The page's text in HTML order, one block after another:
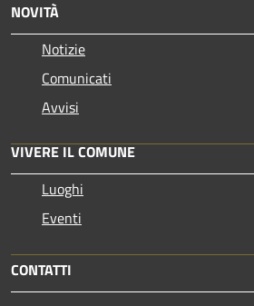
NOVITÀ
Notizie
Comunicati
Avvisi
VIVERE IL COMUNE
Luoghi
Eventi
CONTATTI